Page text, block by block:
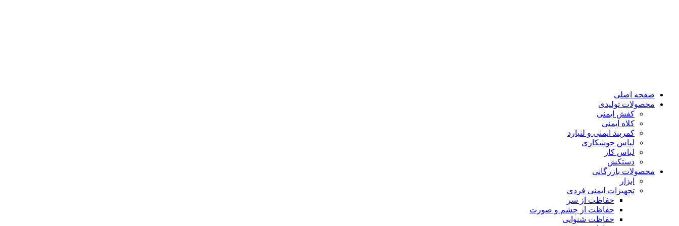
صفحه اصلی
محصولات تولیدی
کفش ایمنی
کلاه ایمنی
کمربند ایمنی و لنیارد
لباس جوشکاری
لباس کار
دستکش
محصولات بازرگانی
ابزار
تجهیزات ایمنی فردی
حفاظت از سر
حفاظت از چشم و صورت
حفاظت شنوایی